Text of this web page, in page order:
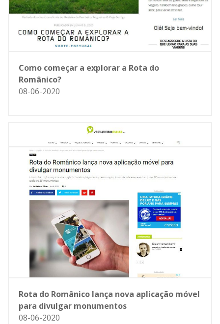
Como começar a explorar a Rota do
Românico?
08-06-2020
Rota do Românico lança nova aplicação móvel
para divulgar monumentos
08-06-2020